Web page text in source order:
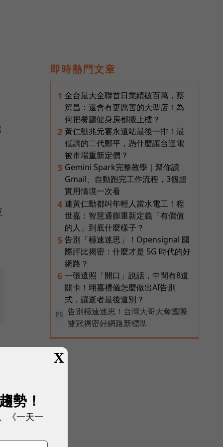
即時熱門文章
1 全台最大全聯首日業績破百萬，蔡
篤昌：還會有更厲害的大型店！為
何把餐廳健身房都搬上樓？
2 黃仁勳兆元宴永遠站最後一排！最
低調的二代鄭平，憑什麼讓台達電
被市場重新定價？
3 Gemini Spark完整教學｜幫你讀
Gmail、自動跑完工作流程，3個超
實用情境一次看
4 連黃仁勳都叫年輕人當水電工！程
世嘉：智慧通膨重新定義「有價值
的人」到底什麼樣子？
5 告別「極速迷思」！Opensignal 國
際評比揭密：什麼才是 5G 時代的好
網路？
6 一張遺照「開口」說話，中間有8道
關卡！翊嘉禮儀怎麼做出AI告別
式，讓逝者最後道別？
PR
告別極速迷思！台灣大哥大奪國際
雙冠揭密好網路新標準
X
勢！
《一天一